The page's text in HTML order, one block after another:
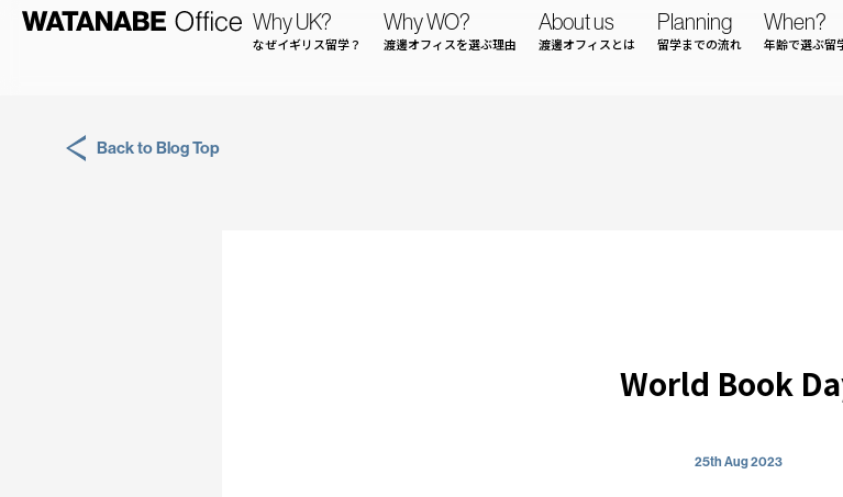
Why UK?
なぜイギリス留学？
Why WO?
渡邊オフィスを選ぶ理由
About us
渡邊オフィスとは
Planning
留学までの流れ
When?
年齢で選ぶ留
Back to Blog Top
World Book
25th Aug 2023